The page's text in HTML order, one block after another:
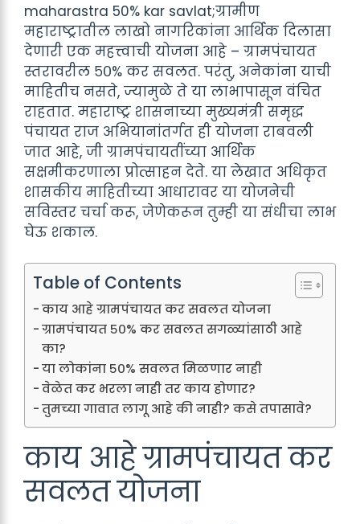
maharastra 50% kar savlat;ग्रामीण
महाराष्ट्रातील लाखो नागरिकांना आर्थिक दिलासा
देणारी एक महत्त्वाची योजना आहे – ग्रामपंचायत
स्तरावरील ५०% कर सवलत. परंतु, अनेकांना याची
माहितीच नसते, ज्यामुळे ते या लाभापासून वंचित
राहतात. महाराष्ट्र शासनाच्या मुख्यमंत्री समृद्ध
पंचायत राज अभियानांतर्गत ही योजना राबवली
जात आहे, जी ग्रामपंचायतींच्या आर्थिक
सक्षमीकरणाला प्रोत्साहन देते. या लेखात अधिकृत
शासकीय माहितीच्या आधारावर या योजनेची
सविस्तर चर्चा करू, जेणेकरून तुम्ही या संधीचा लाभ
घेऊ शकाल.
Table of Contents
काय आहे ग्रामपंचायत कर सवलत योजना
ग्रामपंचायत ५०% कर सवलत सगळ्यांसाठी आहे
का?
या लोकांना ५०% सवलत मिळणार नाही
वेळेत कर भरला नाही तर काय होणार?
तुमच्या गावात लागू आहे की नाही? कसे तपासावे?
काय आहे ग्रामपंचायत कर
सवलत योजना